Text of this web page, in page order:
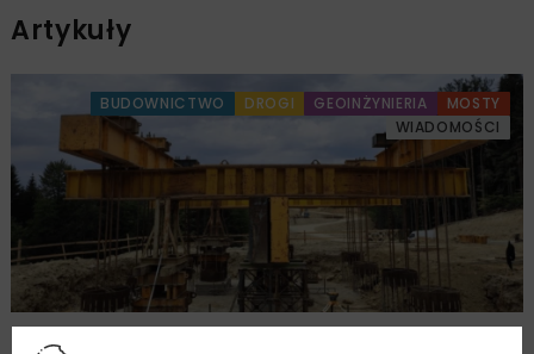
Artykuły
BUDOWNICTWO DROGI GEOINŻYNIERIA
MOSTY
WIADOMOŚCI
Rekordowe próbne obciążenie pali na S19